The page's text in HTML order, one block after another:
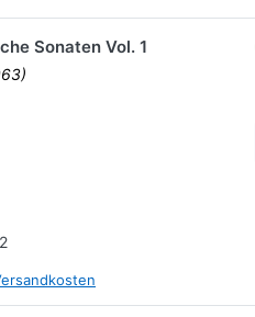
Sonaten Vol. 1